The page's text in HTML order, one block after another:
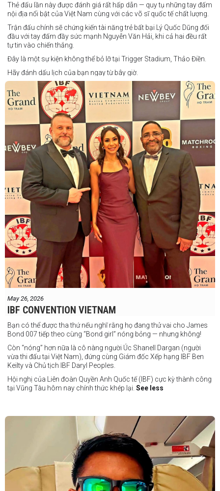
Thẻ đấu lần này được đánh giá rất hấp dẫn — quy tụ những tay đấm
nội địa nổi bật của Việt Nam cùng với các võ sĩ quốc tế chất lượng.
Trận đấu chính sẽ chứng kiến tài năng trẻ bất bại Lý Quốc Dũng đối
đầu với tay đấm đầy sức mạnh Nguyễn Văn Hải, khi cả hai đều rất
tự tin vào chiến thắng.
Đây là một sự kiện không thể bỏ lỡ tại Trigger Stadium, Thảo Điền.
Hãy đánh dấu lịch của bạn ngay từ bây giờ.
Thông tin cập nhật sẽ sớm được công bố.
May 26, 2026
IBF CONVENTION VIETNAM
Bạn có thể được tha thứ nếu nghĩ rằng họ đang thử vai cho James
Bond 007 tiếp theo cùng “Bond girl” nóng bỏng — nhưng không!
Còn “nóng” hơn nữa là cô nàng người Úc Shanell Dargan (người
vừa thi đấu tại Việt Nam), đứng cùng Giám đốc Xếp hạng IBF Ben
Keilty và Chủ tịch IBF Daryl Peoples.
Hội nghị của Liên đoàn Quyền Anh Quốc tế (IBF) cực kỳ thành công
tại Vũng Tàu hôm nay chính thức khép lại. See less